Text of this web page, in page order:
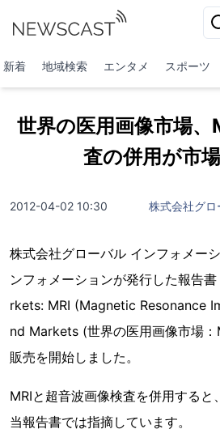
新着 地域検索 エンタメ スポーツ
世界の医用画像市場、
査の併用が市
2012-04-02 10:30 株式会社グ
株式会社グローバル インフォメー
ンフォメーションが発行した報告
rkets: MRI (Magnetic Resonance
nd Markets (世界の医用画像市場
販売を開始しました。
MRIと超音波画像検査を併用すると
当報告書では指摘しています。